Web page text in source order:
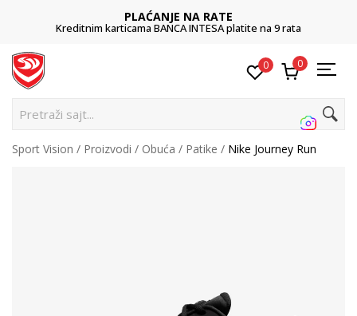
PLAĆANJE NA RATE
Kreditnim karticama BANCA INTESA platite na 9 rata
0 0
Pretraži sajt...
Sport Vision Proizvodi Obuća Patike Nike Journey Run